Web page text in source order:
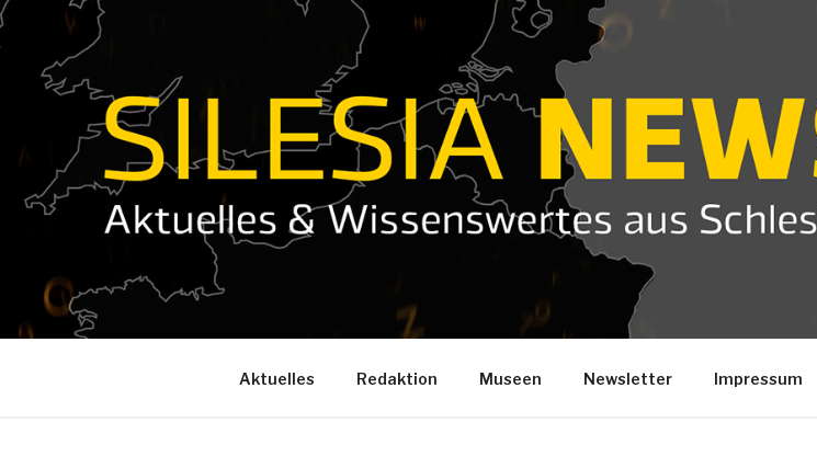
Zum
Inhalt
springen
Aktuelles Redaktion Museen Newsletter Impressum